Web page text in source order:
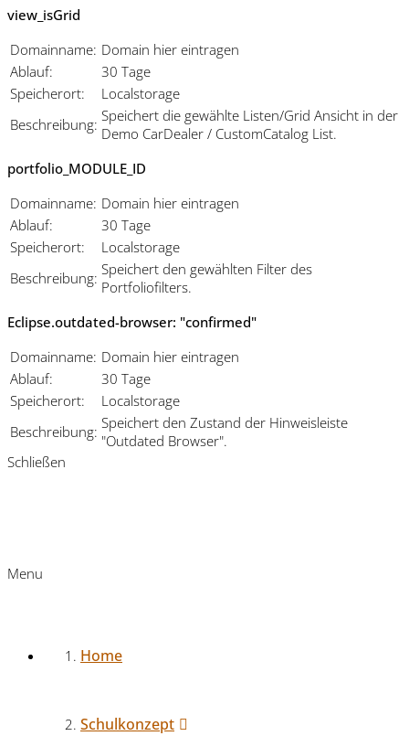
view_isGrid
Domainname: Domain hier eintragen
Ablauf:
30 Tage
Speicherort:
Localstorage
Beschreibung: Speichert die gewählte Listen/Grid Ansicht in der
Demo CarDealer / CustomCatalog List.
portfolio_MODULE_ID
Domainname: Domain hier eintragen
Ablauf:
30 Tage
Speicherort:
Localstorage
Beschreibung: Speichert den gewählten Filter des
Portfoliofilters.
Eclipse.outdated-browser: "confirmed"
Domainname: Domain hier eintragen
Ablauf:
30 Tage
Speicherort:
Localstorage
Beschreibung: Speichert den Zustand der Hinweisleiste
"Outdated Browser".
Schließen
Menu
Home
Schulkonzept